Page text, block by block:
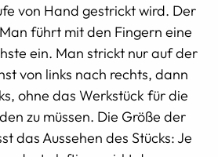
von Hand gestrickt wird. Der
führt mit den Fingern eine
ein. Man strickt nur auf der
von links nach rechts, dann
ohne das Werkstück für die
zu müssen. Die Größe der
das Aussehen des Stücks: Je